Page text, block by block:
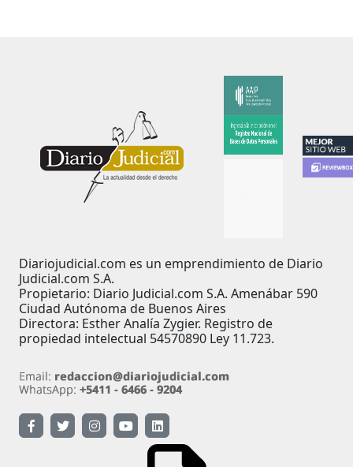
Diariojudicial.com es un emprendimiento de Diario
Judicial.com S.A.
Propietario: Diario Judicial.com S.A. Amenábar 590
Ciudad Autónoma de Buenos Aires
Directora: Esther Analía Zygier. Registro de
propiedad intelectual 54570890 Ley 11.723.